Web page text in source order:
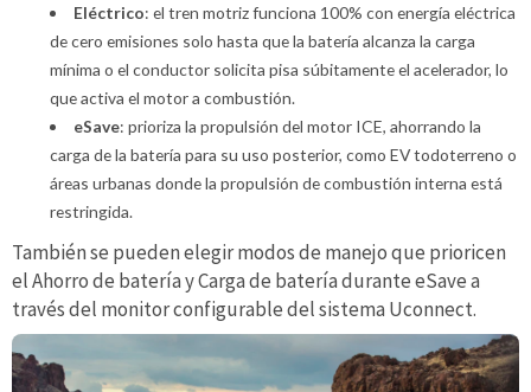
Eléctrico: el tren motriz funciona 100% con energía eléctrica
de cero emisiones solo hasta que la batería alcanza la carga
mínima o el conductor solicita pisa súbitamente el acelerador, lo
que activa el motor a combustión.
eSave: prioriza la propulsión del motor ICE, ahorrando la
carga de la batería para su uso posterior, como EV todoterreno o
áreas urbanas donde la propulsión de combustión interna está
restringida.
También se pueden elegir modos de manejo que prioricen
el Ahorro de batería y Carga de batería durante eSave a
través del monitor configurable del sistema Uconnect.